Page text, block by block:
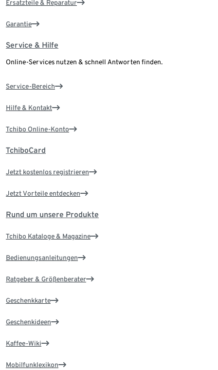
Ersatzteile & Reparatur
Garantie
Service & Hilfe
Online-Services nutzen & schnell Antworten finden.
Service-Bereich
Hilfe & Kontakt
Tchibo Online-Konto
TchiboCard
Jetzt kostenlos registrieren
Jetzt Vorteile entdecken
Rund um unsere Produkte
Tchibo Kataloge & Magazine
Bedienungsanleitungen
Ratgeber & Größenberater
Geschenkkarte
Geschenkideen
Kaffee-Wiki
Mobilfunklexikon